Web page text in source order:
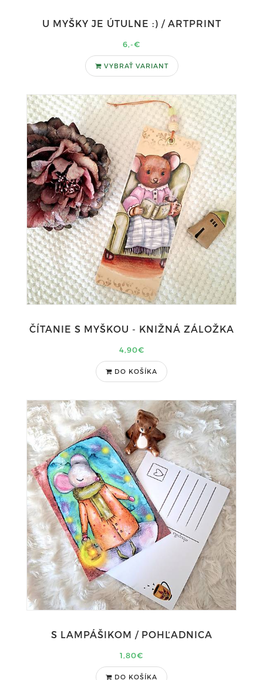
U MYŠKY JE ÚTULNE :) / ARTPRINT
6,-€
VYBRAŤ VARIANT
ČÍTANIE S MYŠKOU - KNIŽNÁ ZÁLOŽKA
4,90€
DO KOŠÍKA
S LAMPÁŠIKOM / POHĽADNICA
1,80€
DO KOŠÍKA